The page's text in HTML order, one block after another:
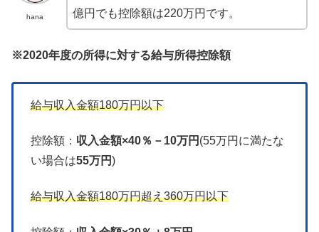
hana
億円でも控除額は220万円です。
※2020年度の所得に対する給与所得控除額
給与収入金額180万円以下
控除額： 収入金額×40％－10万円 (55万円に満たな
い場合は55万円)
給与収入金額180万円超え360万円以下